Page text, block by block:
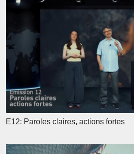
E12: Paroles claires, actions fortes